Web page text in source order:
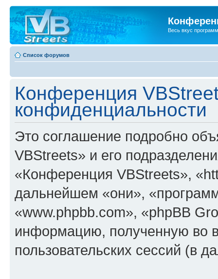
Весь вкус
Список форумов
Конференция
конфиденциальности
Это соглашение подробно
VBStreets» и его
«Конференция VBStreets»,
дальнейшем «они»,
«www.phpbb.com», «phpBB
информацию, полученную во
пользовательских сессий (в